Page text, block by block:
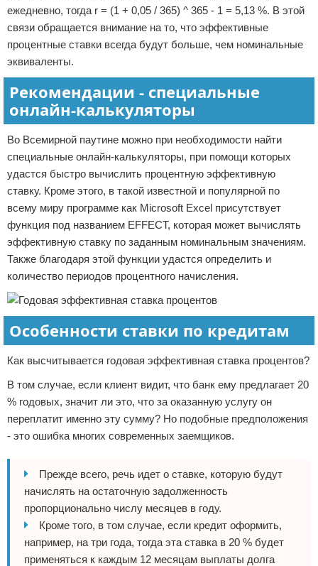
ежедневно, тогда r = (1 + 0,05 / 365) ^ 365 - 1 = 5,13 %. В этой
связи обращается внимание на то, что эффективные
процентные ставки всегда будут больше, чем номинальные
эквиваленты.
Рекомендации - специальные
онлайн-калькуляторы
Во Всемирной паутине можно при необходимости найти
специальные онлайн-калькуляторы, при помощи которых
удастся быстро вычислить процентную эффективную
ставку. Кроме этого, в такой известной и популярной по
всему миру программе как Microsoft Excel присутствует
функция под названием EFFECT, которая может вычислять
эффективную ставку по заданным номинальным значениям.
Также благодаря этой функции удастся определить и
количество периодов процентного начисления.
Особенности ставки по кредитам
Как высчитывается годовая эффективная ставка процентов?
В том случае, если клиент видит, что банк ему предлагает 20
% годовых, значит ли это, что за оказанную услугу он
переплатит именно эту сумму? Но подобные предположения
- это ошибка многих современных заемщиков.
Прежде всего, речь идет о ставке, которую будут
начислять на остаточную задолженность
пропорционально числу месяцев в году.
Кроме того, в том случае, если кредит оформить,
например, на три года, тогда эта ставка в 20 % будет
применяться к каждым 12 месяцам выплаты долга